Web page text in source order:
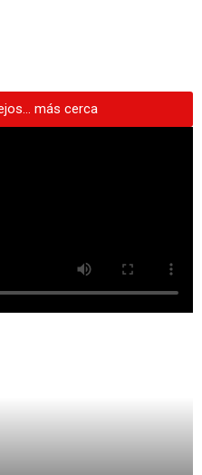
más cerca